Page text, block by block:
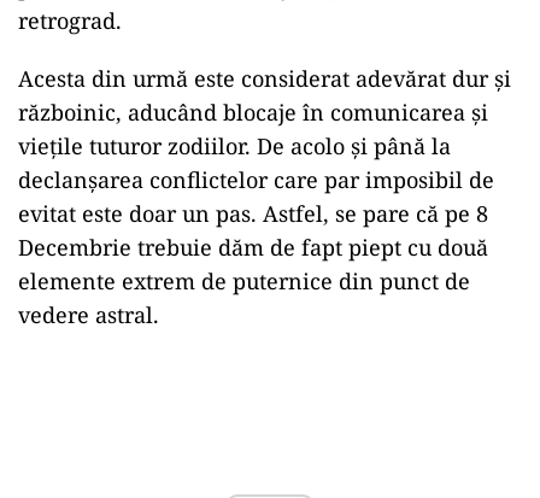
retrograd.
Acesta din urmă este considerat adevărat dur și
războinic, aducând blocaje în comunicarea și
viețile tuturor zodiilor. De acolo și până la
declanșarea conflictelor care par imposibil de
evitat este doar un pas. Astfel, se pare că pe 8
Decembrie trebuie dăm de fapt piept cu două
elemente extrem de puternice din punct de
vedere astral.